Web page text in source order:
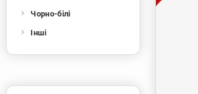
Чорно-білі
Інші